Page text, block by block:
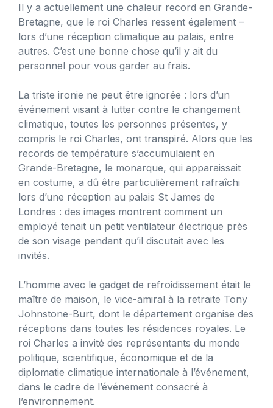
Il y a actuellement une chaleur record en Grande-
Bretagne, que le roi Charles ressent également –
lors d’une réception climatique au palais, entre
autres. C’est une bonne chose qu’il y ait du
personnel pour vous garder au frais.
La triste ironie ne peut être ignorée : lors d’un
événement visant à lutter contre le changement
climatique, toutes les personnes présentes, y
compris le roi Charles, ont transpiré. Alors que les
records de température s’accumulaient en
Grande-Bretagne, le monarque, qui apparaissait
en costume, a dû être particulièrement rafraîchi
lors d’une réception au palais St James de
Londres : des images montrent comment un
employé tenait un petit ventilateur électrique près
de son visage pendant qu’il discutait avec les
invités.
L’homme avec le gadget de refroidissement était le
maître de maison, le vice-amiral à la retraite Tony
Johnstone-Burt, dont le département organise des
réceptions dans toutes les résidences royales. Le
roi Charles a invité des représentants du monde
politique, scientifique, économique et de la
diplomatie climatique internationale à l’événement,
dans le cadre de l’événement consacré à
l’environnement.